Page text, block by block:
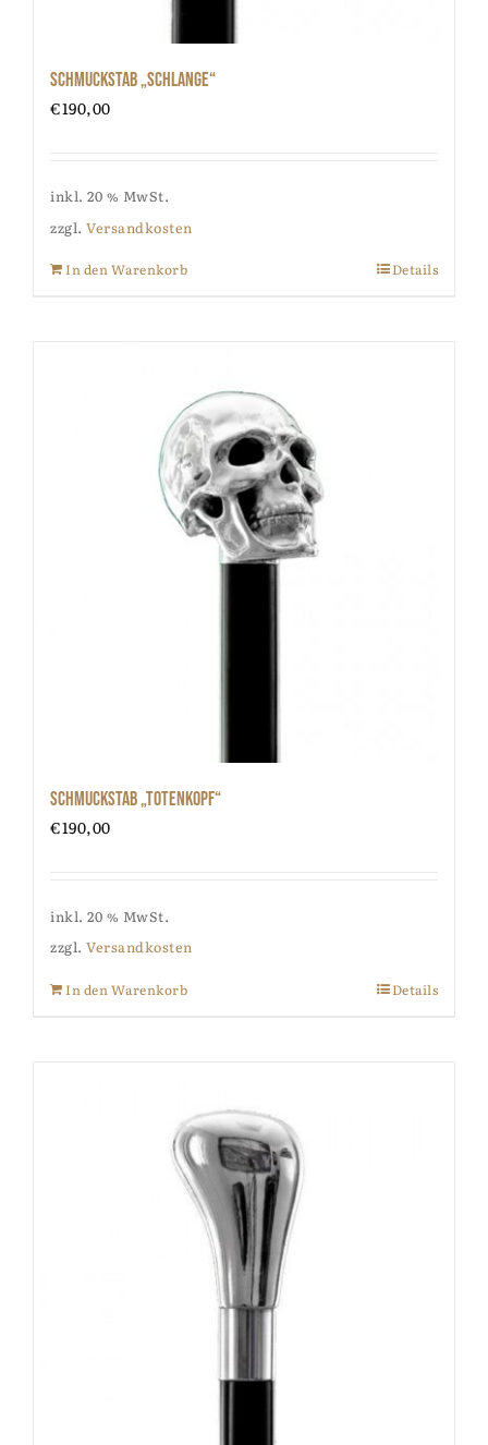
Schmuckstab „Schlange“
€190,00
inkl. 20 % MwSt.
zzgl. Versandkosten
In den Warenkorb Details
Schmuckstab „Totenkopf“
€190,00
inkl. 20 % MwSt.
zzgl. Versandkosten
In den Warenkorb Details